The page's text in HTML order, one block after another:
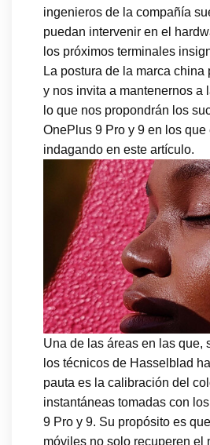
ingenieros de la compañía
puedan intervenir en el
los próximos terminales
La postura de la marca
y nos invita a mantenernos a
lo que nos propondrán los
OnePlus 9 Pro y 9 en los que
indagando en este artículo.
Una de las áreas en las que,
los técnicos de Hasselblad
pauta es la calibración del
instantáneas tomadas con
9 Pro y 9. Su propósito es
móviles no solo recuperen el